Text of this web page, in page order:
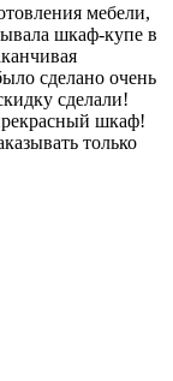
мебели,
шкаф-купе в
сделано очень
сделали!
шкаф!
только